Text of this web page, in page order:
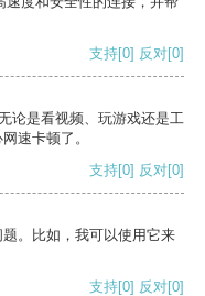
支持[0] 反对[0]
论是看视频、玩游戏还是工
速卡顿了。
支持[0] 反对[0]
。比如，我可以使用它来
支持[0] 反对[0]